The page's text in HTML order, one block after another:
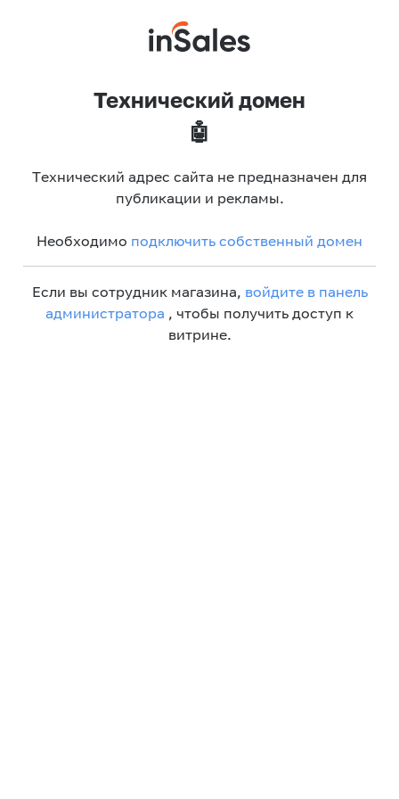
Технический домен
🤖
Технический адрес сайта не предназначен для
публикации и рекламы.
Необходимо подключить собственный домен
Если вы сотрудник магазина, войдите в панель
администратора , чтобы получить доступ к
витрине.